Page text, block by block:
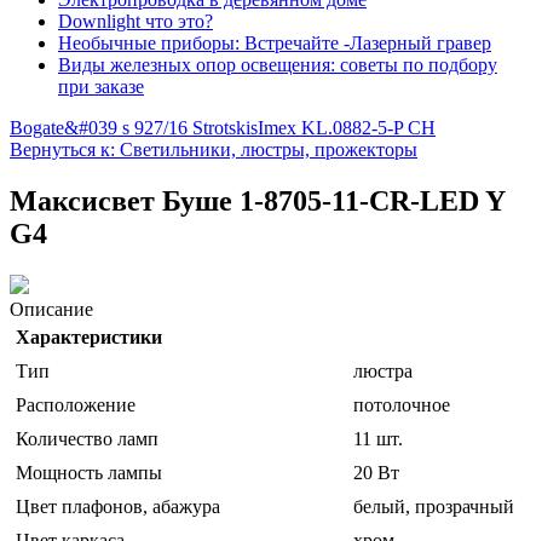
Downlight что это?
Необычные приборы: Встречайте -Лазерный гравер
Виды железных опор освещения: советы по подбору
при заказе
Bogate&#039 s 927/16 StrotskisImex KL.0882-5-P CH
Вернуться к: Светильники, люстры, прожекторы
Максисвет Буше 1-8705-11-CR-LED Y
G4
Описание
Характеристики
Тип
люстра
Расположение
потолочное
Количество ламп
11 шт.
Мощность лампы
20 Вт
Цвет плафонов, абажура
белый, прозрачный